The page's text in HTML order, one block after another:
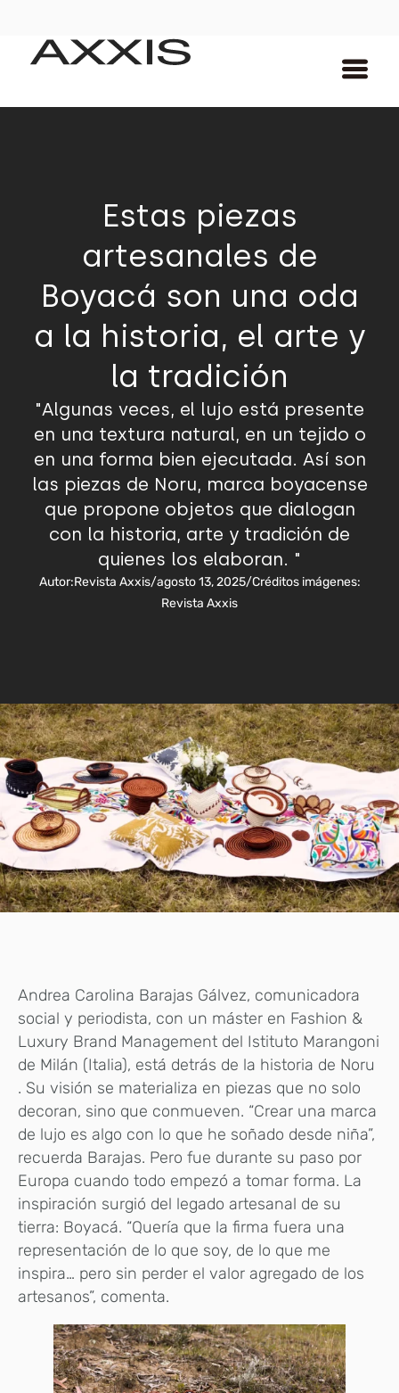
Estas piezas
artesanales de
Boyacá son una oda
a la historia, el arte y
la tradición
"Algunas veces, el lujo está presente
en una textura natural, en un tejido o
en una forma bien ejecutada. Así son
las piezas de Noru, marca boyacense
que propone objetos que dialogan
con la historia, arte y tradición de
quienes los elaboran. "
Autor:Revista Axxis/agosto 13, 2025/Créditos imágenes:
Revista Axxis
Andrea Carolina Barajas Gálvez, comunicadora
social y periodista, con un máster en Fashion &
Luxury Brand Management del Istituto Marangoni
de Milán (Italia), está detrás de la historia de Noru
. Su visión se materializa en piezas que no solo
decoran, sino que conmueven. “Crear una marca
de lujo es algo con lo que he soñado desde niña”,
recuerda Barajas. Pero fue durante su paso por
Europa cuando todo empezó a tomar forma. La
inspiración surgió del legado artesanal de su
tierra: Boyacá. “Quería que la firma fuera una
representación de lo que soy, de lo que me
inspira… pero sin perder el valor agregado de los
artesanos”, comenta.